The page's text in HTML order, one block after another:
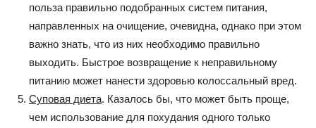
польза правильно подобранных систем питания,
направленных на очищение, очевидна, однако при этом
важно знать, что из них необходимо правильно
выходить. Быстрое возвращение к неправильному
питанию может нанести здоровью колоссальный вред.
Суповая диета. Казалось бы, что может быть проще,
чем использование для похудания одного только